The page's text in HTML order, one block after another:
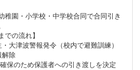
稚園・小学校・中学校合同で合同引き
での流れ】
津波警報発令（校内で避難訓練）
除
ため保護者への引き渡しを決定